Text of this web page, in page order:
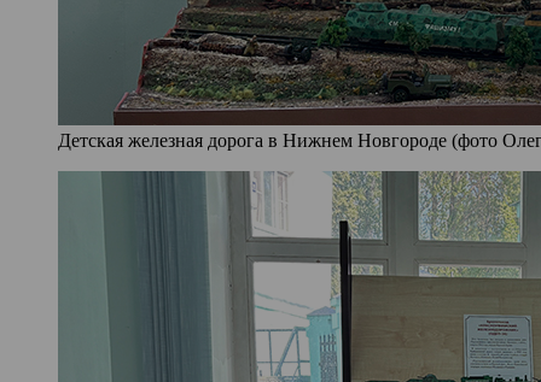
Детская железная дорога в Нижнем Новгороде (фото